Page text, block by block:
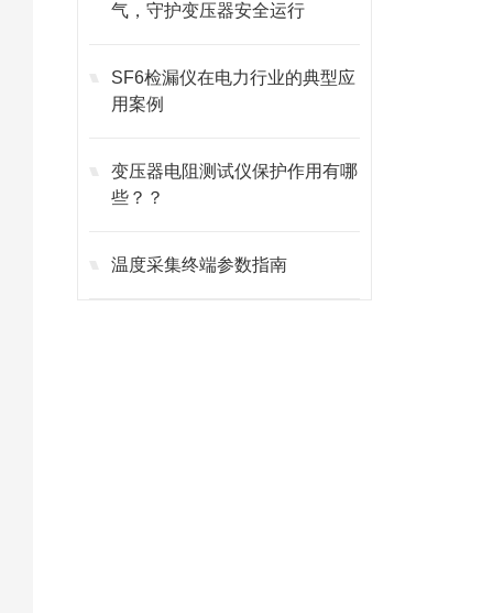
气，守护变压器安全运行
SF6检漏仪在电力行业的典型应
用案例
变压器电阻测试仪保护作用有哪
些？？
温度采集终端参数指南